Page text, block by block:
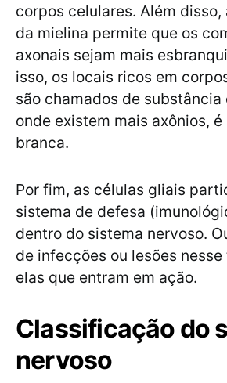
corpos celulares. Além
da mielina permite que os
axonais sejam mais
isso, os locais ricos em
são chamados de substância
onde existem mais axônios,
branca.
Por fim, as células gliais
sistema de defesa
dentro do sistema nervoso.
de infecções ou lesões
elas que entram em ação.
Classificação do
nervoso